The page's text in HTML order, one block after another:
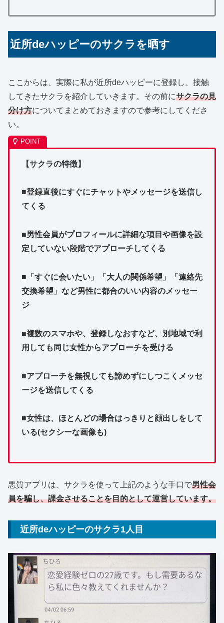
近所deハッピーのサクラを晒す
ここからは、実際に私が近所deハッピーに登録し、接触
してきたサクラを紹介していきます。その前にサクラの見
分け方についてまとめておきますので参考にしてくださ
い。
【サクラの特徴】
■登録直後にすぐにチャットやメッセージを送信し
てくる
■男性会員がプロフィールに詳細な項目や画像を設
定していない段階でアプローチしてくる
■「すぐに会いたい」「大人の関係希望」「連絡先
交換希望」など男性に都合のいい内容のメッセー
ジ
■複数のスマホや、登録しなおすなど、別地域で利
用しても同じ女性からアプローチを受ける
■アプローチを無視しても諦めずにしつこくメッセ
ージを送信してくる
■女性は、ほとんどの場合はっきりと顔出しをして
いる(セクシーな画像も)
悪質アプリは、サクラを使って上記のような手口で男性会
員を騙し、課金させることを目的として運営しています。
近所deハッピーのサクラ1人目